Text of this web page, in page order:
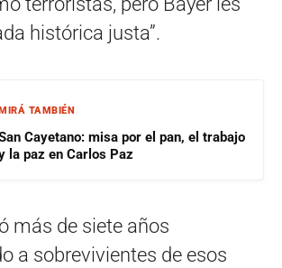
histórica justa”.
MIRÁ TAMBIÉN
Cayetano: misa por el pan, el trabajo
la paz en Carlos Paz
más de siete años
a sobrevivientes de esos